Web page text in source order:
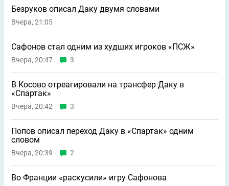
Безруков описал Даку двумя словами
Вчера, 21:05
Сафонов стал одним из худших игроков «ПСЖ»
Вчера, 20:47 3
В Косово отреагировали на трансфер Даку в
«Спартак»
Вчера, 20:42 3
Попов описал переход Даку в «Спартак» одним
словом
Вчера, 20:39 2
Во Франции «раскусили» игру Сафонова